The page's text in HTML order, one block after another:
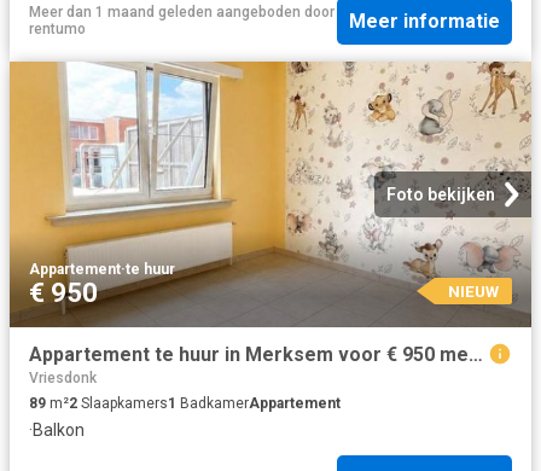
Meer dan 1 maand geleden aangeboden door
rentumo
Meer informatie
Foto bekijken
Appartement·te huur
€ 950 NIEUW
Appartement te huur in Merksem voor € 950 met 2 slaapkamers
Vriesdonk
89 m²2 Slaapkamers1 BadkamerAppartement
·Balkon